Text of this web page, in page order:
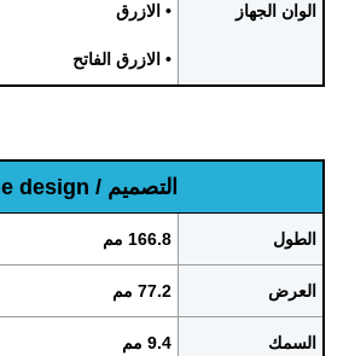
الوان الجهاز • الازرق
• الازرق الفاتح
التصميم / the design
الطول 166.8 مم
العرض 77.2 مم
السمك 9.4 مم